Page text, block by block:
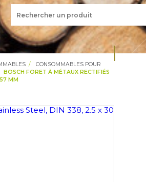
CONSOMMABLES POUR
BOSCH FORET À MÉTAUX RECTIFIÉS
MM